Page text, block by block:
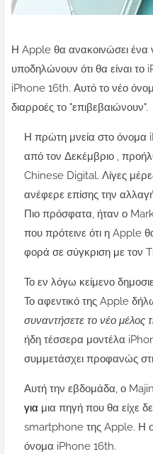
Η Apple θα ανακοινώσει ένα
υποδηλώνουν ότι θα είναι
iPhone 16th. Αυτό το νέο
διαρροές το "επιβεβαιώνουν".
Η πρώτη μνεία στο όνομα
από τον Δεκέμβριο ,
Chinese Digital. Λίγες
ανέφερε επίσης την
Πιο πρόσφατα, ήταν ο
που πρότεινε ότι η Apple
φορά σε σύγκριση με τον
Το εν λόγω κείμενο
Το αφεντικό της Apple
συναντήσετε το νέο μέλος
ήδη τέσσερα μοντέλα
συμμετάσχει προφανώς
Αυτή την εβδομάδα, ο Majin
για μια πηγή που θα είχε
smartphone της Apple. Η
όνομα iPhone 16th.